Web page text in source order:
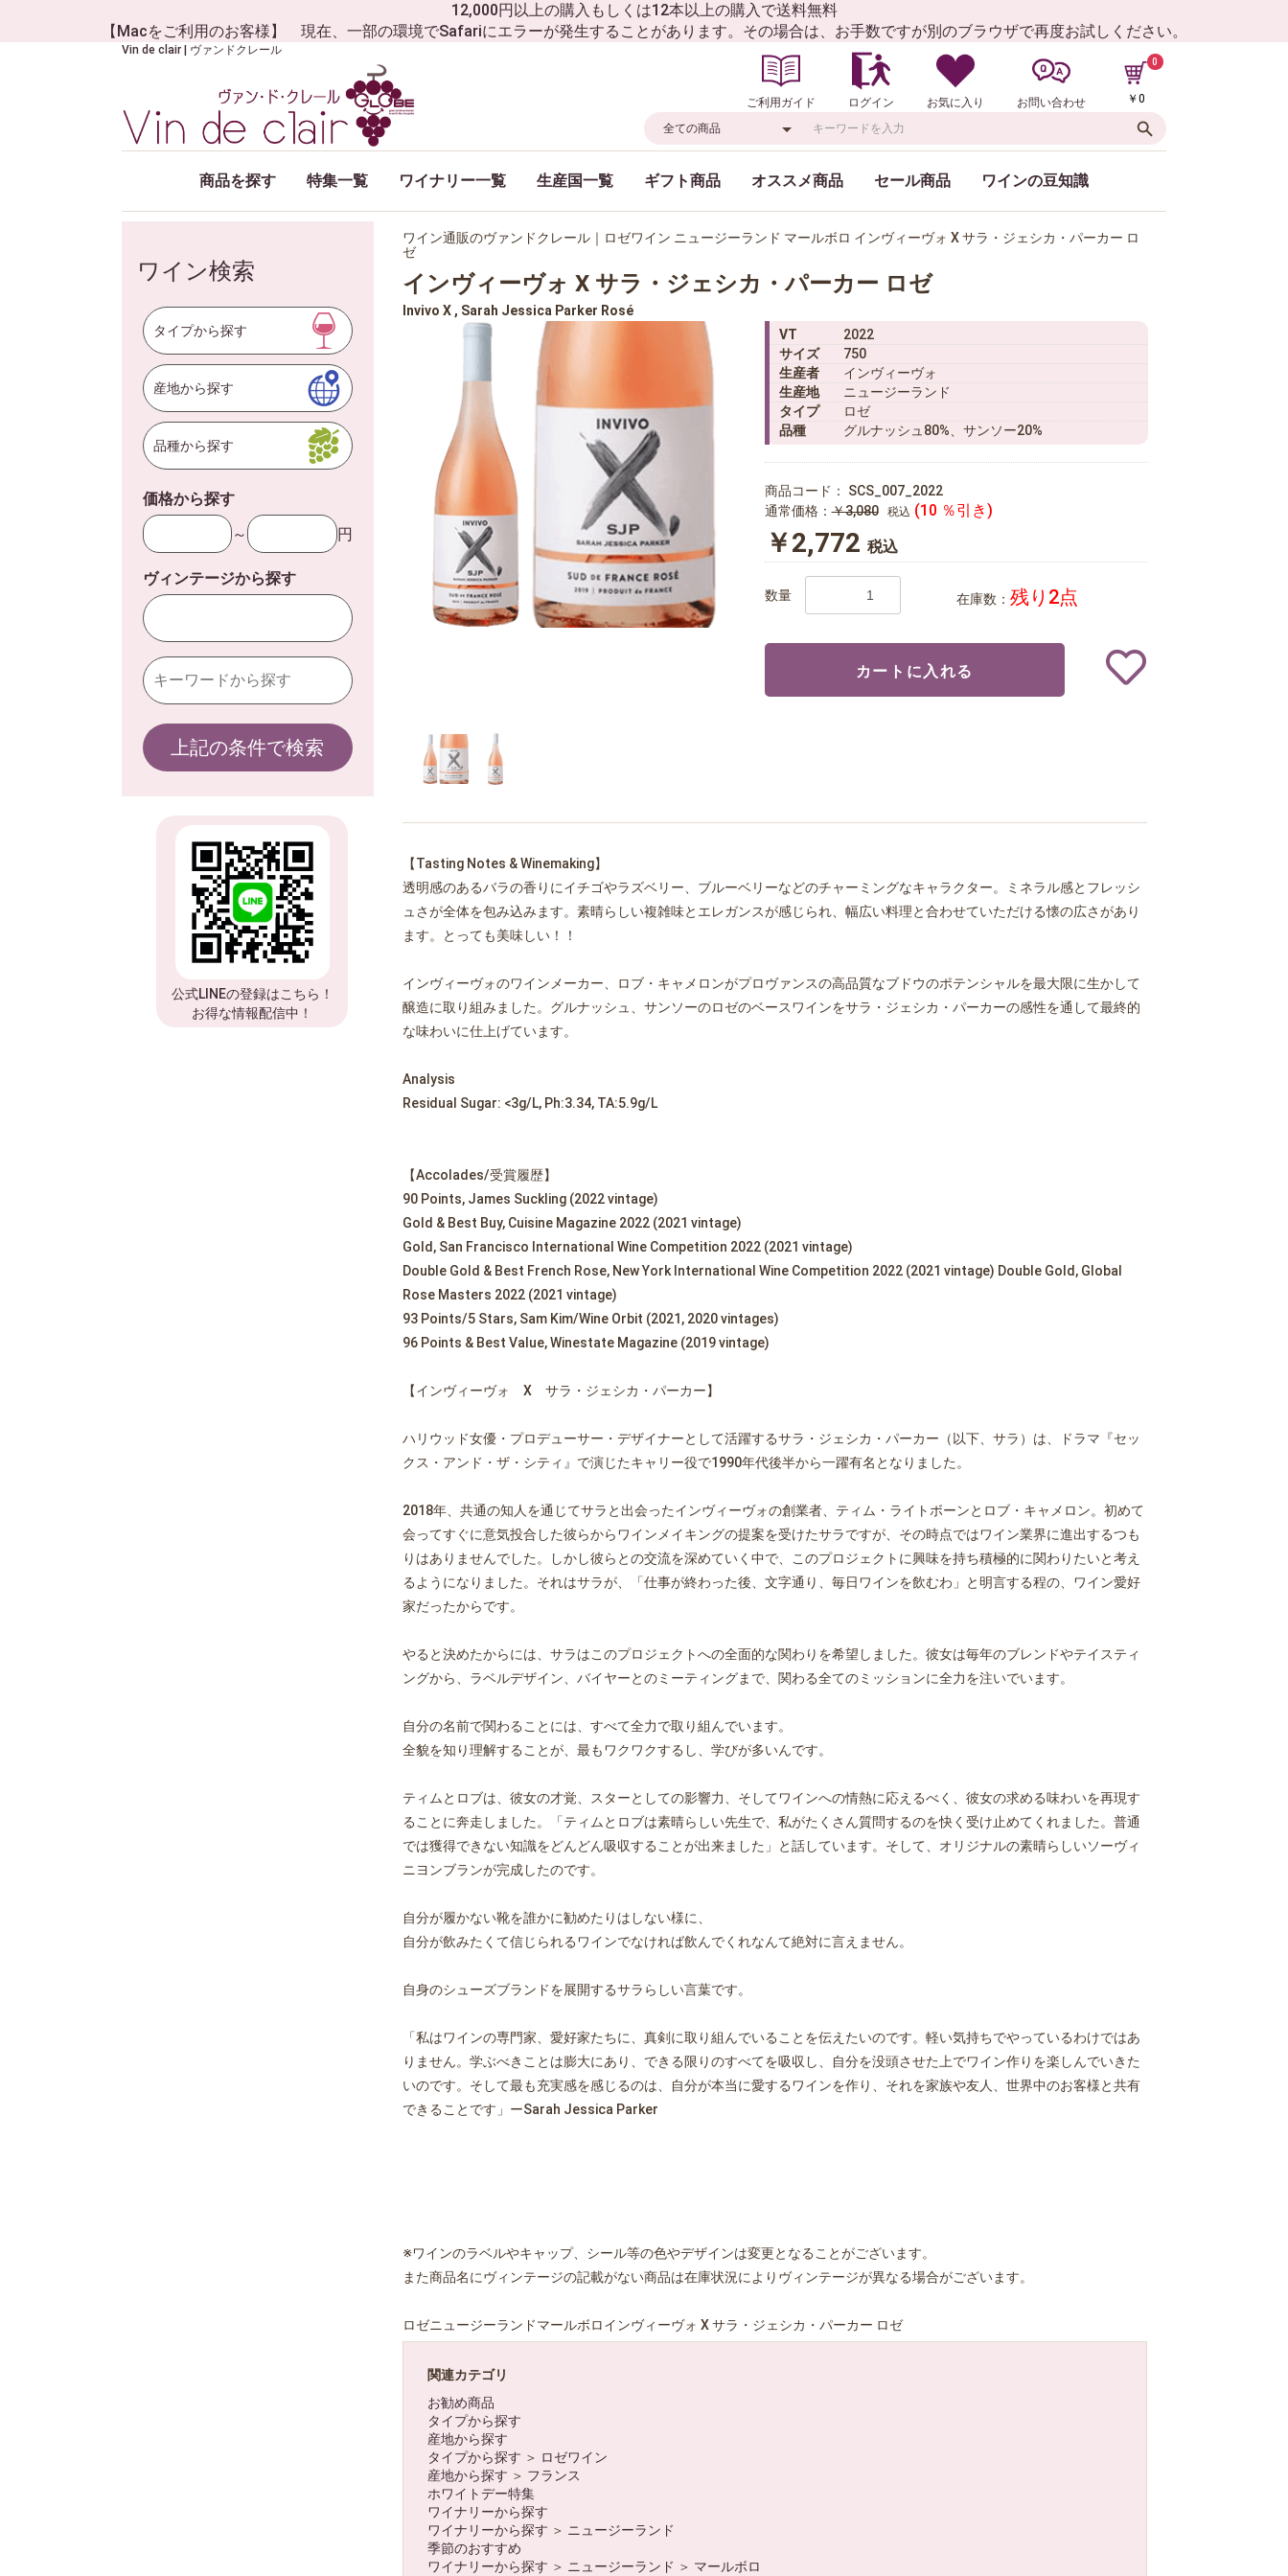
12,000円以上の購入もしくは12本以上の購入で送料無料
【Macをご利用のお客様】 現在、一部の環境でSafariにエラーが発生することがあります。その場合は、お手数ですが別のブラウザで再度お試しください。
Vin de clair | ヴァンドクレール
ご利用ガイド ログイン お気に入り お問い合わせ
0
￥0
商品を探す 特集一覧 ワイナリー一覧 生産国一覧 ギフト商品 オススメ商品 セール商品 ワインの豆知識
ワイン検索
タイプから探す
産地から探す
品種から探す
価格から探す
～
円
ヴィンテージから探す
上記の条件で検索
公式LINEの登録はこちら！
お得な情報配信中！
ワイン通販のヴァンドクレール｜ロゼワイン ニュージーランド マールボロ インヴィーヴォ X サラ・ジェシカ・パーカー ロ
ゼ
インヴィーヴォ X サラ・ジェシカ・パーカー ロゼ
Invivo X , Sarah Jessica Parker Rosé
VT
2022
サイズ
750
生産者
インヴィーヴォ
生産地
ニュージーランド
タイプ
ロゼ
品種
グルナッシュ80%、サンソー20%
商品コード： SCS_007_2022
通常価格：￥3,080 税込 (10 ％引き)
￥2,772 税込
数量 在庫数： 残り2点
カートに入れる
お買い物を続ける カートへ進む
【Tasting Notes & Winemaking】
透明感のあるバラの香りにイチゴやラズベリー、ブルーベリーなどのチャーミングなキャラクター。ミネラル感とフレッシ
ュさが全体を包み込みます。素晴らしい複雑味とエレガンスが感じられ、幅広い料理と合わせていただける懐の広さがあり
ます。とっても美味しい！！
インヴィーヴォのワインメーカー、ロブ・キャメロンがプロヴァンスの高品質なブドウのポテンシャルを最大限に生かして
醸造に取り組みました。グルナッシュ、サンソーのロゼのベースワインをサラ・ジェシカ・パーカーの感性を通して最終的
な味わいに仕上げています。
Analysis
Residual Sugar: <3g/L, Ph:3.34, TA:5.9g/L
【Accolades/受賞履歴】
90 Points, James Suckling (2022 vintage)
Gold & Best Buy, Cuisine Magazine 2022 (2021 vintage)
Gold, San Francisco International Wine Competition 2022 (2021 vintage)
Double Gold & Best French Rose, New York International Wine Competition 2022 (2021 vintage) Double Gold, Global
Rose Masters 2022 (2021 vintage)
93 Points/5 Stars, Sam Kim/Wine Orbit (2021, 2020 vintages)
96 Points & Best Value, Winestate Magazine (2019 vintage)
【インヴィーヴォ X サラ・ジェシカ・パーカー】
ハリウッド女優・プロデューサー・デザイナーとして活躍するサラ・ジェシカ・パーカー（以下、サラ）は、ドラマ『セッ
クス・アンド・ザ・シティ』で演じたキャリー役で1990年代後半から一躍有名となりました。
2018年、共通の知人を通じてサラと出会ったインヴィーヴォの創業者、ティム・ライトボーンとロブ・キャメロン。初めて
会ってすぐに意気投合した彼らからワインメイキングの提案を受けたサラですが、その時点ではワイン業界に進出するつも
りはありませんでした。しかし彼らとの交流を深めていく中で、このプロジェクトに興味を持ち積極的に関わりたいと考え
るようになりました。それはサラが、「仕事が終わった後、文字通り、毎日ワインを飲むわ」と明言する程の、ワイン愛好
家だったからです。
やると決めたからには、サラはこのプロジェクトへの全面的な関わりを希望しました。彼女は毎年のブレンドやテイスティ
ングから、ラベルデザイン、バイヤーとのミーティングまで、関わる全てのミッションに全力を注いでいます。
自分の名前で関わることには、すべて全力で取り組んでいます。
全貌を知り理解することが、最もワクワクするし、学びが多いんです。
ティムとロブは、彼女の才覚、スターとしての影響力、そしてワインへの情熱に応えるべく、彼女の求める味わいを再現す
ることに奔走しました。「ティムとロブは素晴らしい先生で、私がたくさん質問するのを快く受け止めてくれました。普通
では獲得できない知識をどんどん吸収することが出来ました」と話しています。そして、オリジナルの素晴らしいソーヴィ
ニヨンブランが完成したのです。
自分が履かない靴を誰かに勧めたりはしない様に、
自分が飲みたくて信じられるワインでなければ飲んでくれなんて絶対に言えません。
自身のシューズブランドを展開するサラらしい言葉です。
「私はワインの専門家、愛好家たちに、真剣に取り組んでいることを伝えたいのです。軽い気持ちでやっているわけではあ
りません。学ぶべきことは膨大にあり、できる限りのすべてを吸収し、自分を没頭させた上でワイン作りを楽しんでいきた
いのです。そして最も充実感を感じるのは、自分が本当に愛するワインを作り、それを家族や友人、世界中のお客様と共有
できることです」ーSarah Jessica Parker
※ワインのラベルやキャップ、シール等の色やデザインは変更となることがございます。
また商品名にヴィンテージの記載がない商品は在庫状況によりヴィンテージが異なる場合がございます。
ロゼニュージーランドマールボロインヴィーヴォ X サラ・ジェシカ・パーカー ロゼ
関連カテゴリ
お勧め商品
タイプから探す
産地から探す
タイプから探す ＞ ロゼワイン
産地から探す ＞ フランス
ホワイトデー特集
ワイナリーから探す
ワイナリーから探す ＞ ニュージーランド
季節のおすすめ
ワイナリーから探す ＞ ニュージーランド ＞ マールボロ